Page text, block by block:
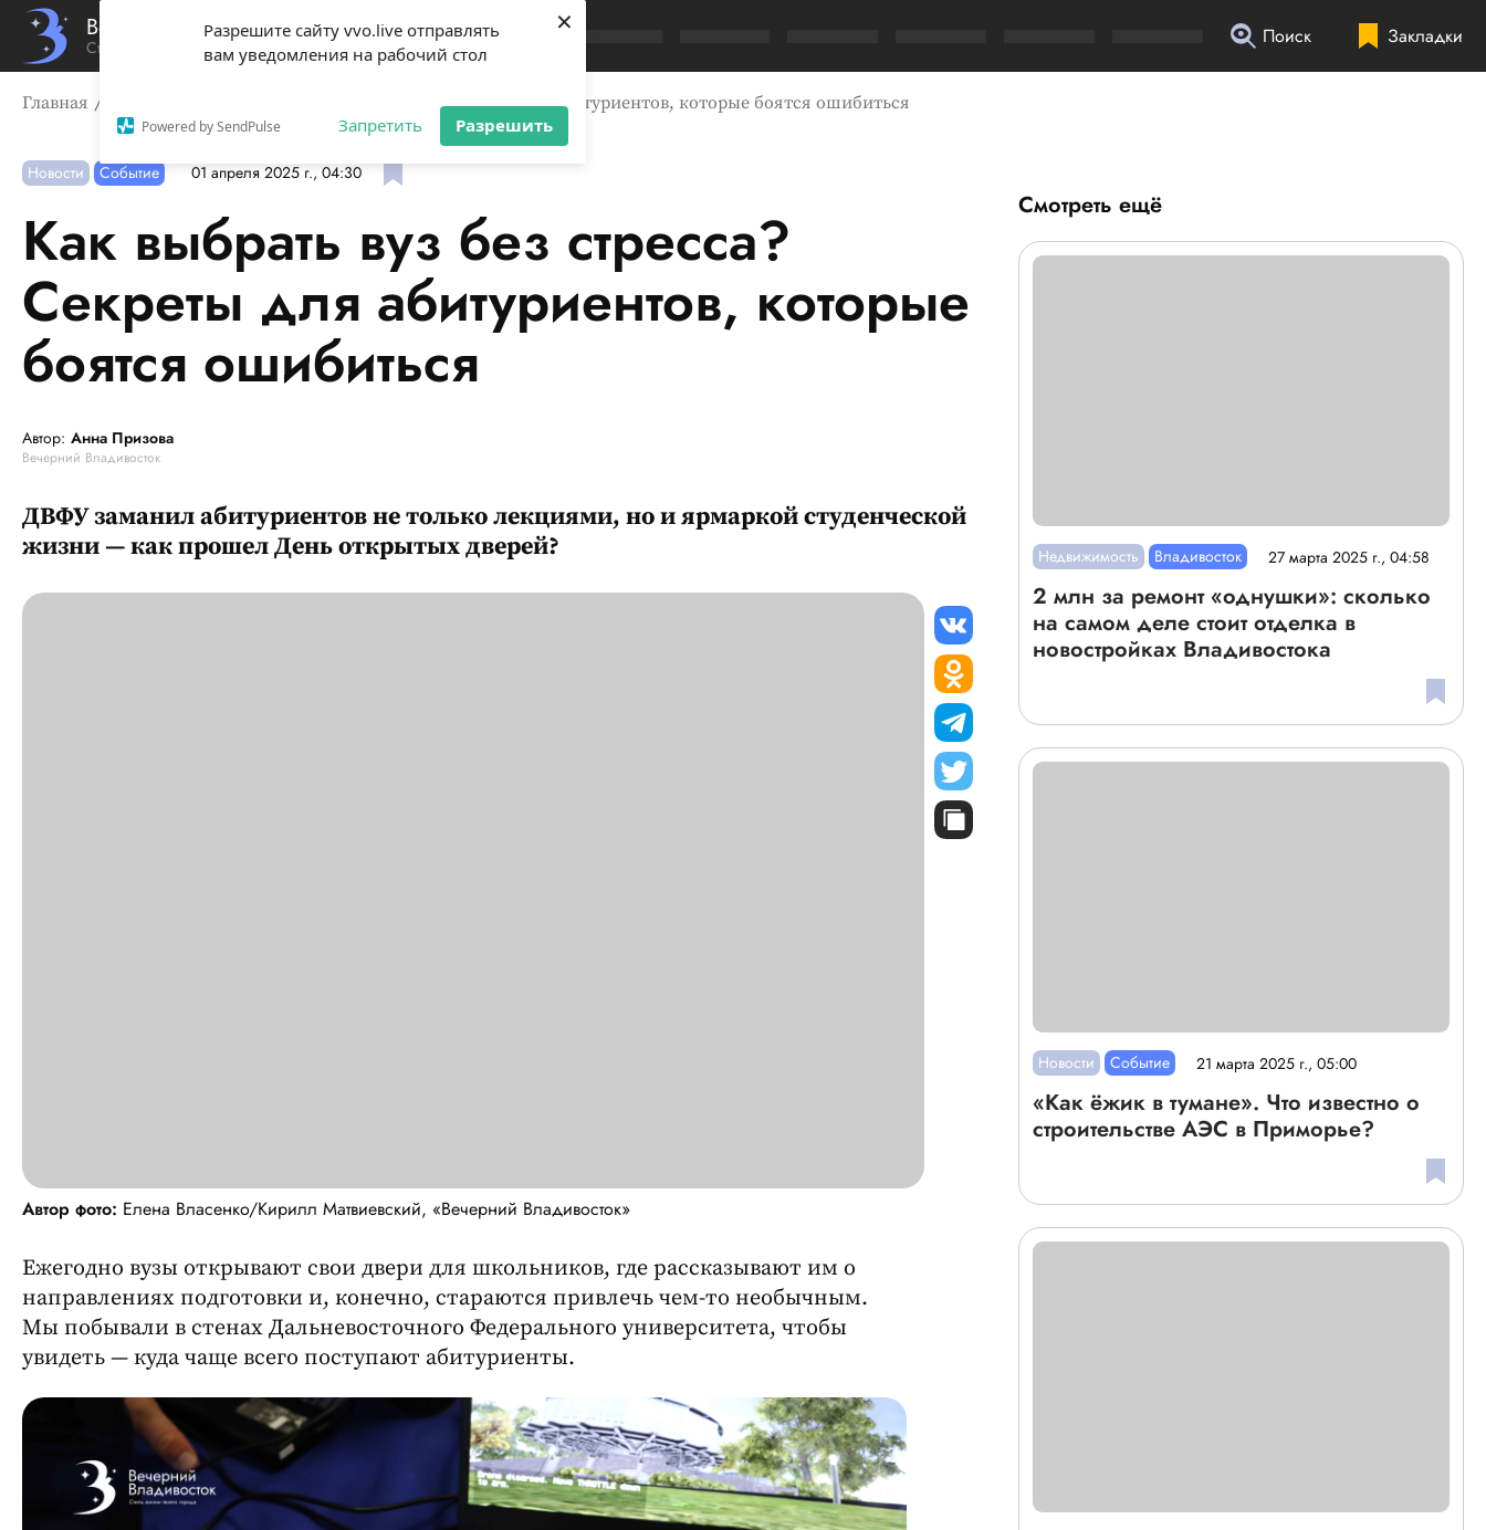
Разрешите сайту vvo.live отправлять
вам уведомления на рабочий стол
Powered by SendPulse Запретить Разрешить
×
Вечерний Владивосток
Стиль жизни твоего города Закладки
Поиск
Главная Как выбрать вуз без стресса? Секреты для абитуриентов, которые боятся ошибиться
Новости Событие 01 апреля 2025 г., 04:30
Как выбрать вуз без стресса?
Секреты для абитуриентов, которые
боятся ошибиться
Автор: Анна Призова
Вечерний Владивосток
ДВФУ заманил абитуриентов не только лекциями, но и ярмаркой студенческой
жизни — как прошел День открытых дверей?
Автор фото: Елена Власенко/Кирилл Матвиевский, «Вечерний Владивосток»
Ежегодно вузы открывают свои двери для школьников, где рассказывают им о
направлениях подготовки и, конечно, стараются привлечь чем-то необычным.
Мы побывали в стенах Дальневосточного Федерального университета, чтобы
увидеть — куда чаще всего поступают абитуриенты.
Смотреть ещё
Недвижимость Владивосток 27 марта 2025 г., 04:58
2 млн за ремонт «однушки»: сколько
на самом деле стоит отделка в
новостройках Владивостока
Новости Событие 21 марта 2025 г., 05:00
«Как ёжик в тумане». Что известно о
строительстве АЭС в Приморье?